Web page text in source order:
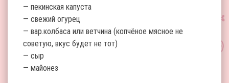
— пекинская капуста
— свежий огурец
— вар.колбаса или ветчина (копчёное мясное не
советую, вкус будет не тот)
— сыр
— майонез